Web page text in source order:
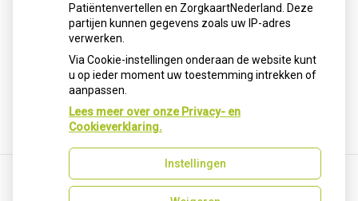
Wat zoekt u?
Zoeken
Patiëntenvertellen en ZorgkaartNederland. Deze
partijen kunnen gegevens zoals uw IP-adres
verwerken.
Via Cookie-instellingen onderaan de website kunt
u op ieder moment uw toestemming intrekken of
aanpassen.
Lees meer over onze Privacy- en
Cookieverklaring.
Instellingen